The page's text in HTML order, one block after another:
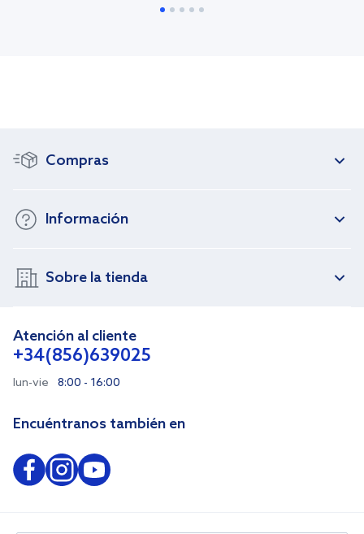
Compras
Información
Sobre la tienda
Atención al cliente
+34(856)639025
lun-vie 8:00 - 16:00
Encuéntranos también en